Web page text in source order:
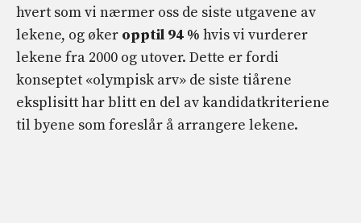
hvert som vi nærmer oss de siste utgavene av
lekene, og øker opptil 94 % hvis vi vurderer
lekene fra 2000 og utover. Dette er fordi
konseptet «olympisk arv» de siste tiårene
eksplisitt har blitt en del av kandidatkriteriene
til byene som foreslår å arrangere lekene.